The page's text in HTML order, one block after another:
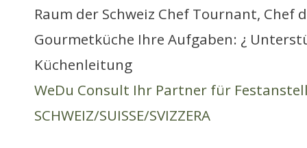
Raum der Schweiz Chef Tournant, Chef
Gourmetküche Ihre Aufgaben: ¿
Küchenleitung
WeDu Consult Ihr Partner für
SCHWEIZ/SUISSE/SVIZZERA